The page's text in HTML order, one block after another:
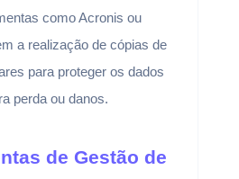
como Acronis ou
a realização de cópias de
para proteger os dados
perda ou danos.
de Gestão de